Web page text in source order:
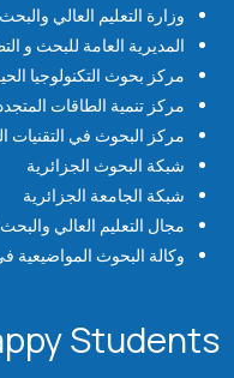
وزارة التعليم العالي
المديرية العامة للبحث و
مركز بحوث التكنولوجيا
مركز تنمية الطاقات
مركز البحوث في التقنيات
شبكة البحوث الجزائرية
شبكة الجامعة الجزائرية
مجال التعليم العالي
وكالة البحوث المواضيعية
Students​